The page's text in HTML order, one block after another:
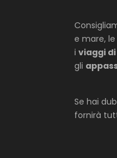
e mare,
i viaggi
gli
Se hai
fornirà